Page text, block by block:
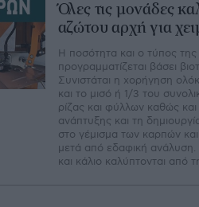
Όλες τις μονάδες
αζώτου αρχή για
Η ποσότητα και ο τύπος της
προγραµµατίζεται βάσει
Συνιστάται η χορήγηση
και το µισό ή 1/3 του
ρίζας και φύλλων καθώς
ανάπτυξης και τη
στο γέµισµα των καρπών και
µετά από εδαφική
και κάλιο καλύπτονται από